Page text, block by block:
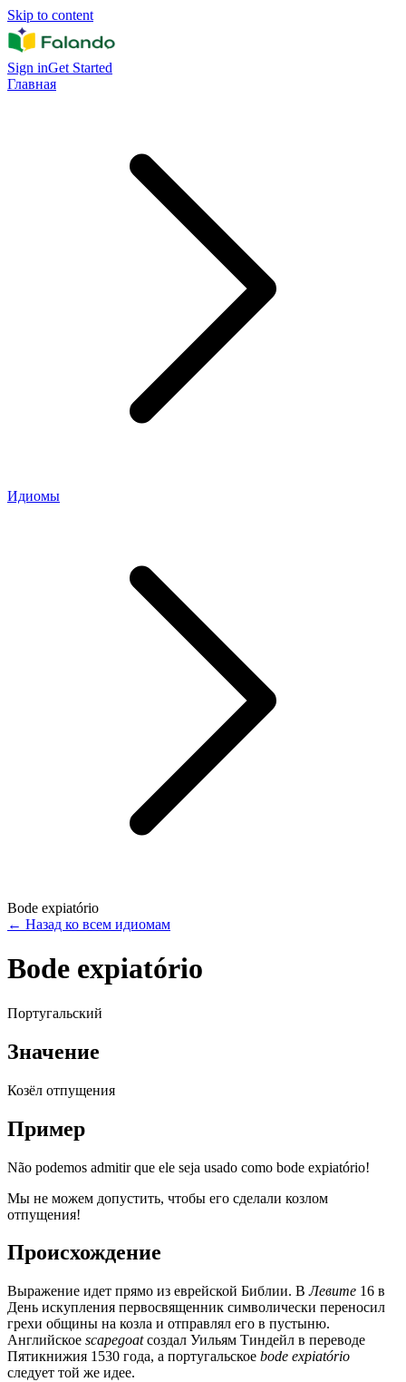
Skip to content
Sign inGet Started
Главная
Идиомы
Bode expiatório
← Назад ко всем идиомам
Bode expiatório
Португальский
Значение
Козёл отпущения
Пример
Não podemos admitir que ele seja usado como bode expiatório!
Мы не можем допустить, чтобы его сделали козлом
отпущения!
Происхождение
Выражение идет прямо из еврейской Библии. ВЛевите 16 в
День искупления первосвященник символически переносил
грехи общины на козла и отправлял его в пустыню.
Английское scapegoatсоздал Уильям Тиндейл в переводе
Пятикнижия 1530 года, а португальское bode expiatório
следует той же идее.